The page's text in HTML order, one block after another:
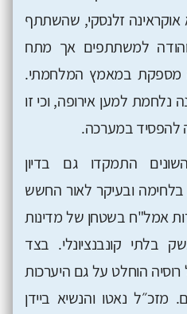
אוקראינה זלנסקי, שהשתתף
והודה למשתתפים אך מתח
מספקת במאמץ המלחמתי.
נלחמת למען אירופה, וכי זו
להפסיד במערכה.
התמקדו גם בדיון
ובעיקר לאור החשש
אמל"ח בשטחן של מדינות
בלתי קונבנציונלי. בצד
הוחלט על גם היערכות
נאטו והנשיא ביידן